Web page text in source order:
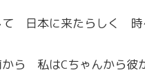
て 日本に来たらしく 時
ら 私はCちゃんから彼